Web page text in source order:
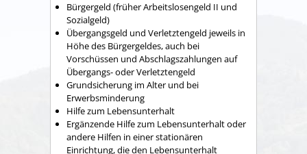
Bürgergeld (früherArbeitslosengeld II und
Sozialgeld)
Übergangsgeld und Verletztengeld jeweils in
Höhe des Bürgergeldes, auch bei
Vorschüssen und Abschlagszahlungen auf
Übergangs- oder Verletztengeld
Grundsicherung im Alter und bei
Erwerbsminderung
Hilfe zum Lebensunterhalt
Ergänzende Hilfe zum Lebensunterhalt oder
andere Hilfen in einer stationären
Einrichtung, die den Lebensunterhalt